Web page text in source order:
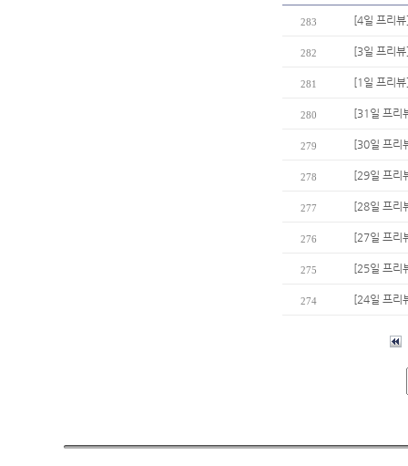
283 [4일 프리
282 [3일 프리
281 [1일 프리
280 [31일 프리
279 [30일 프리
278 [29일 프리
277 [28일 프리
276 [27일 프리
275 [25일 프리
274 [24일 프리